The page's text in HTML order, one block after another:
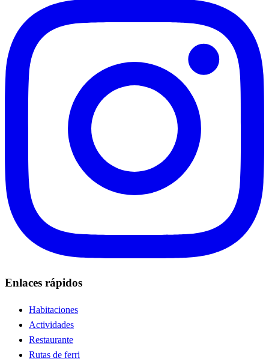
Enlaces rápidos
Habitaciones
Actividades
Restaurante
Rutas de ferri